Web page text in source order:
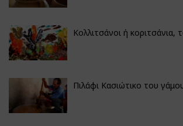
Κολλιτσάνοι ή κοριτσάνια,
Πιλάφι Κασιώτικο του